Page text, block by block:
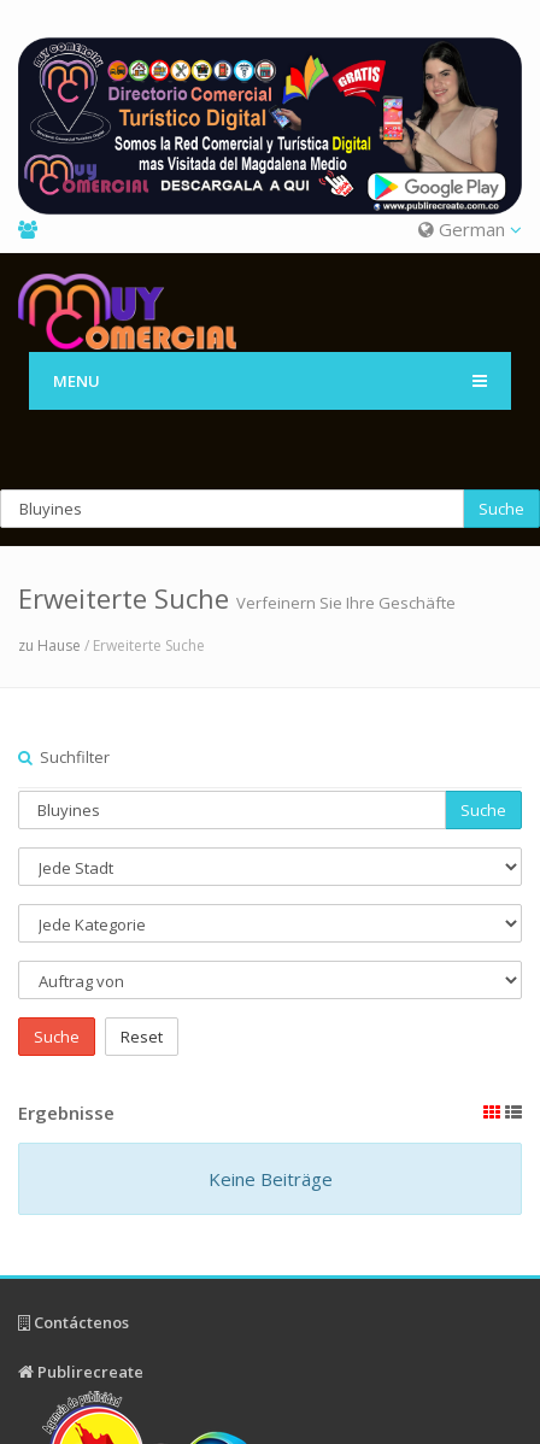
German
MENU
Suche
Erweiterte Suche Verfeinern Sie Ihre Geschäfte
zu Hause / Erweiterte Suche
Suchfilter
Suche
Suche Reset
Ergebnisse
Keine Beiträge
Contáctenos
Publirecreate